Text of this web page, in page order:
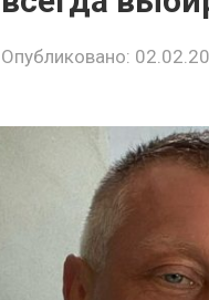
Опубликовано: